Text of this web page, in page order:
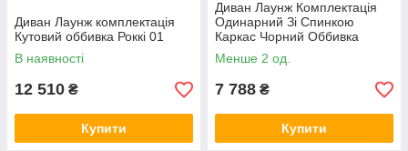
Диван Лаунж комплектація
Кутовий оббивка Роккі 01
В наявності
12 510 ₴
Купити
Диван Лаунж Комплектація
Одинарний Зі Спинкою
Каркас Чорний Оббивка
Сімпл 54
Менше 2 од.
7 788 ₴
Купити